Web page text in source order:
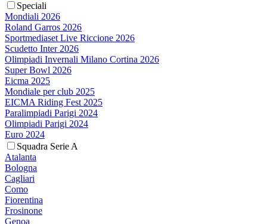
Speciali
Mondiali 2026
Roland Garros 2026
Sportmediaset Live Riccione 2026
Scudetto Inter 2026
Olimpiadi Invernali Milano Cortina 2026
Super Bowl 2026
Eicma 2025
Mondiale per club 2025
EICMA Riding Fest 2025
Paralimpiadi Parigi 2024
Olimpiadi Parigi 2024
Euro 2024
Squadra Serie A
Atalanta
Bologna
Cagliari
Como
Fiorentina
Frosinone
Genoa